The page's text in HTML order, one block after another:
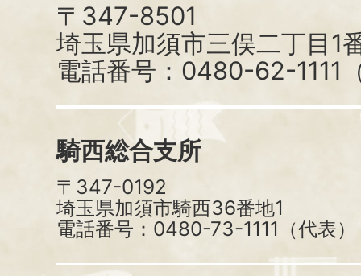
〒347-8501
埼玉県加須市三俣二丁目1
電話番号：0480-62-1111
騎西総合支所
〒347-0192
埼玉県加須市騎西36番地1
電話番号：0480-73-1111（代表）